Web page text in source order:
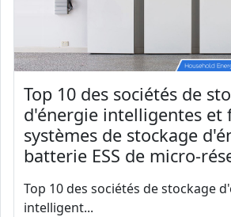
Top 10 des sociétés de
d'énergie intelligentes et
systèmes de stockage
batterie ESS de micro-
Top 10 des sociétés de stockage
intelligent...